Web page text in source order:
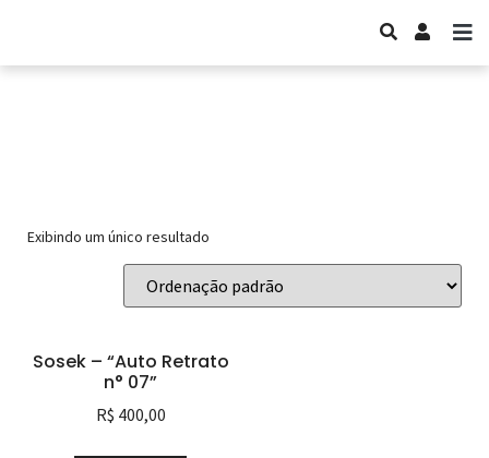
Exibindo um único resultado
Sosek – “Auto Retrato
n° 07”
R$ 400,00